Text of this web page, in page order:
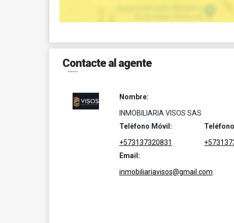
Contacte al agente
Nombre:
INMOBILIARIA VISOS SAS
Teléfono Móvil:
+573137320831
Email:
inmobiliariavisos@gmail.com